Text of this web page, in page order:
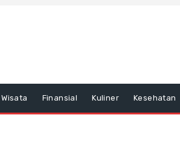
Wisata Finansial Kuliner Kesehatan